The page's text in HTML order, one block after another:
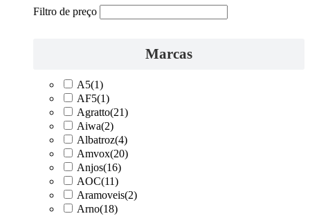
Filtro de preço
Marcas
A5(1)
AF5(1)
Agratto(21)
Aiwa(2)
Albatroz(4)
Amvox(20)
Anjos(16)
AOC(11)
Aramoveis(2)
Arno(18)